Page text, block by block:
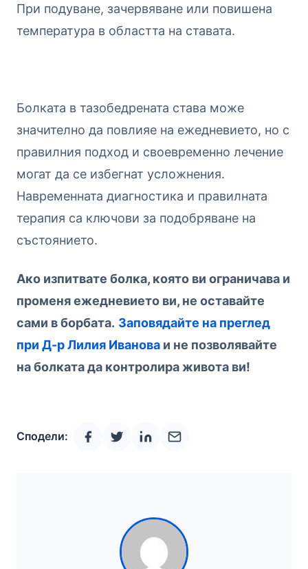
При подуване, зачервяване или повишена
температура в областта на ставата.
Болката в тазобедрената става може
значително да повлияе на ежедневието, но с
правилния подход и своевременно лечение
могат да се избегнат усложнения.
Навременната диагностика и правилната
терапия са ключови за подобряване на
състоянието.
Ако изпитвате болка, която ви ограничава и
променя ежедневието ви, не оставайте
сами в борбата. Заповядайте на преглед
при Д-р Лилия Иванова и не позволявайте
на болката да контролира живота ви!
Сподели: